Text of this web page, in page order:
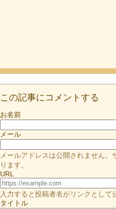
この記事にコメントする
お名前
メール
メールアドレスは公開されません
ります。
URL
入力すると投稿者名がリンクとして
タイトル